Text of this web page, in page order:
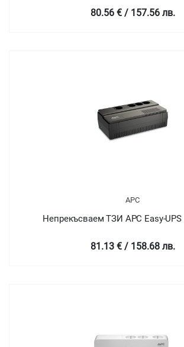
80.56 € / 157.56 лв.
APC
Непрекъсваем ТЗИ APC Easy-UPS
81.13 € / 158.68 лв.